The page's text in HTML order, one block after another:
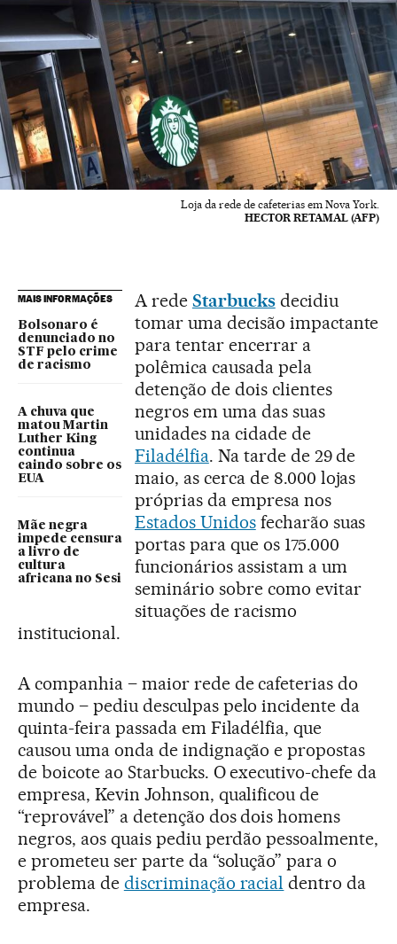
Loja da rede de cafeterias em Nova York.
HECTOR RETAMAL (AFP)
MAIS INFORMAÇÕES
Bolsonaro é
denunciado no
STF pelo crime
de racismo
A chuva que
matou Martin
Luther King
continua
caindo sobre os
EUA
Mãe negra
impede censura
a livro de
cultura
africana no Sesi
A rede Starbucksdecidiu
tomar uma decisão impactante
para tentar encerrar a
polêmica causada pela
detenção de dois clientes
negros em uma das suas
unidades na cidade de
Filadélfia. Na tarde de 29 de
maio, as cerca de 8.000 lojas
próprias da empresa nos
Estados Unidosfecharão suas
portas para que os 175.000
funcionários assistam a um
seminário sobre como evitar
situações de racismo
institucional.
A companhia – maior rede de cafeterias do
mundo – pediu desculpas pelo incidente da
quinta-feira passada em Filadélfia, que
causou uma onda de indignação e propostas
de boicote ao Starbucks. O executivo-chefe da
empresa, Kevin Johnson, qualificou de
“reprovável” a detenção dos dois homens
negros, aos quais pediu perdão pessoalmente,
e prometeu ser parte da “solução” para o
problema de discriminação racial dentro da
empresa.